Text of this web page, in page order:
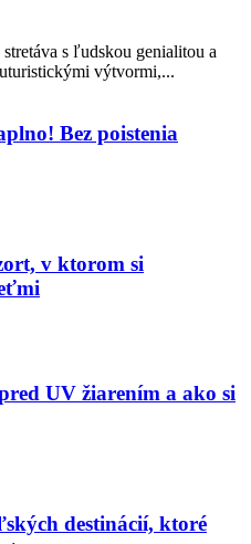
s ľudskou genialitou a
výtvormi,...
Bez poistenia
v ktorom si
UV žiarením a ako si
destinácií, ktoré